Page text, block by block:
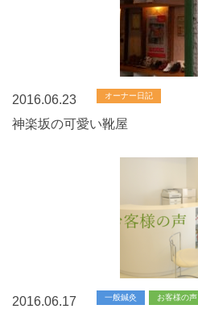
2016.06.23 オーナー日記
神楽坂の可愛い靴屋
2016.06.17 一般鍼灸 お客様の声